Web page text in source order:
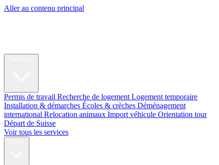
Aller au contenu principal
Permis de travail Recherche de logement Logement temporaire
Installation & démarches Écoles & crèches Déménagement
international Relocation animaux Import véhicule Orientation tour
Départ de Suisse
Voir tous les services